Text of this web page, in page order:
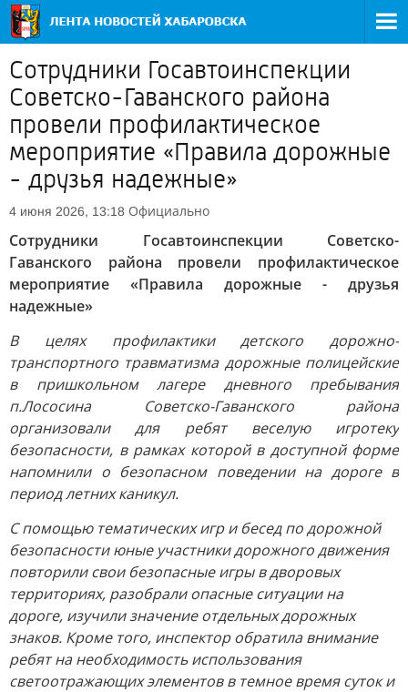
Сотрудники Госавтоинспекции
Советско-Гаванского района
провели профилактическое
мероприятие «Правила дорожные
- друзья надежные»
4 июня 2026, 13:18 Официально
Сотрудники Госавтоинспекции Советско-
Гаванского района провели профилактическое
мероприятие «Правила дорожные - друзья
надежные»
В целях профилактики детского дорожно-
транспортного травматизма дорожные полицейские
в пришкольном лагере дневного пребывания
п.Лососина Советско-Гаванского района
организовали для ребят веселую игротеку
безопасности, в рамках которой в доступной форме
напомнили о безопасном поведении на дороге в
период летних каникул.
С помощью тематических игр и бесед по дорожной
безопасности юные участники дорожного движения
повторили свои безопасные игры в дворовых
территориях, разобрали опасные ситуации на
дороге, изучили значение отдельных дорожных
знаков. Кроме того, инспектор обратила внимание
ребят на необходимость использования
светоотражающих элементов в темное время суток и